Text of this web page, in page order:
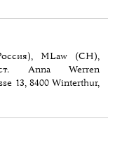
MLaw (CH),
Anna Werren
13, 8400 Winterthur,